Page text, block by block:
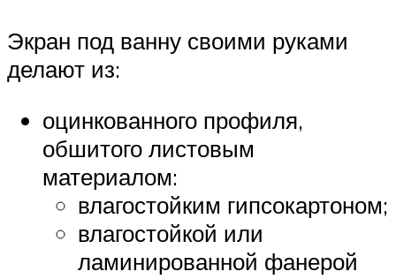
Экран под ванну своими руками
делают из:
оцинкованного профиля,
обшитого листовым
материалом:
влагостойким гипсокартоном;
влагостойкой или
ламинированной фанерой